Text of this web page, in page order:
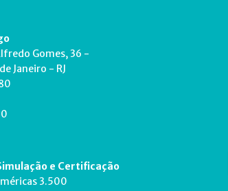
Gomes, 36 -
Janeiro - RJ
e Certificação
3.500